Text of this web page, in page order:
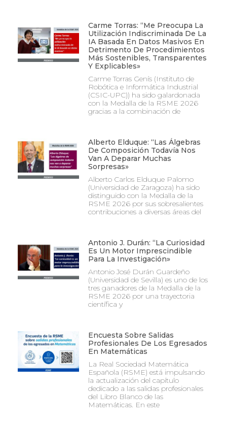
Carme Torras: “Me Preocupa La
Utilización Indiscriminada De La
IA Basada En Datos Masivos En
Detrimento De Procedimientos
Más Sostenibles, Transparentes
Y Explicables»
Carme Torras Genís (Instituto de
Robótica e Informática Industrial
(CSIC-UPC)) ha sido galardonada
con la Medalla de la RSME 2026
gracias a la combinación de
Alberto Elduque: “Las Álgebras
De Composición Todavía Nos
Van A Deparar Muchas
Sorpresas»
Alberto Carlos Elduque Palomo
(Universidad de Zaragoza) ha sido
distinguido con la Medalla de la
RSME 2026 por sus sobresalientes
contribuciones a diversas áreas del
Antonio J. Durán: “La Curiosidad
Es Un Motor Imprescindible
Para La Investigación»
Antonio José Durán Guardeño
(Universidad de Sevilla) es uno de los
tres ganadores de la Medalla de la
RSME 2026 por una trayectoria
científica y
Encuesta Sobre Salidas
Profesionales De Los Egresados
En Matemáticas
La Real Sociedad Matemática
Española (RSME) está impulsando
la actualización del capítulo
dedicado a las salidas profesionales
del Libro Blanco de las
Matemáticas. En este